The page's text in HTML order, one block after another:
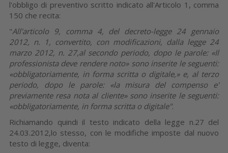
l'obbligo di preventivo scritto indicato all'Articolo 1, comma
150 che recita:
"All'articolo 9, comma 4, del decreto-legge 24 gennaio
2012, n. 1, convertito, con modificazioni, dalla legge 24
marzo 2012, n. 27,al secondo periodo, dopo le parole: «Il
professionista deve rendere noto» sono inserite le seguenti:
«obbligatoriamente, in forma scritta o digitale,» e, al terzo
periodo, dopo le parole: «la misura del compenso e'
previamente resa nota al cliente» sono inserite le seguenti:
«obbligatoriamente, in forma scritta o digitale".
Richiamando quindi il testo indicato della legge n.27 del
24.03.2012,lo stesso, con le modifiche imposte dal nuovo
testo di legge, diventa: